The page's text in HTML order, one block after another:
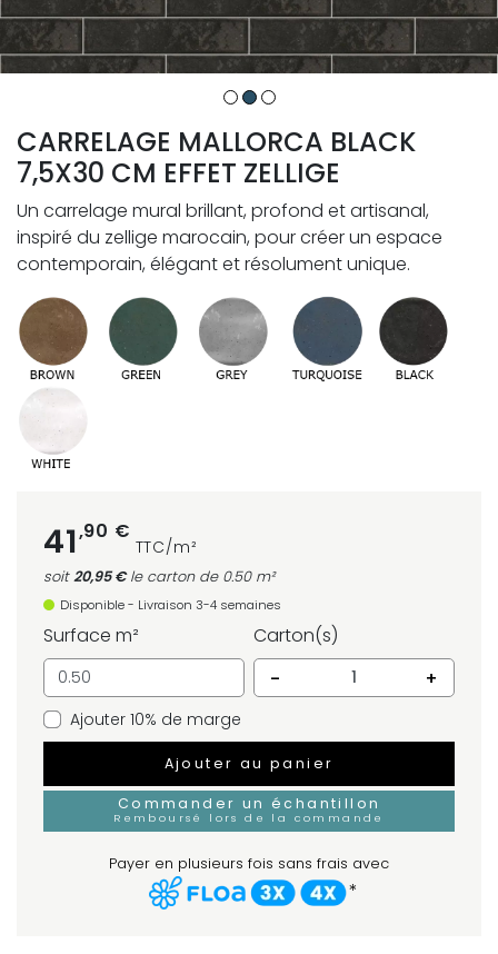
CARRELAGE MALLORCA BLACK
7,5X30 CM EFFET ZELLIGE
Un carrelage mural brillant, profond et artisanal,
inspiré du zellige marocain, pour créer un espace
contemporain, élégant et résolument unique.
41,90 €
TTC/m²
soit20,95 €le carton de 0.50 m²
Disponible - Livraison 3-4 semaines
Surface m²
Carton(s)
-
+
Ajouter 10% de marge
Ajouter au panier
Commander un échantillon
Remboursé lors de la commande
Payer en plusieurs fois sans frais avec
*